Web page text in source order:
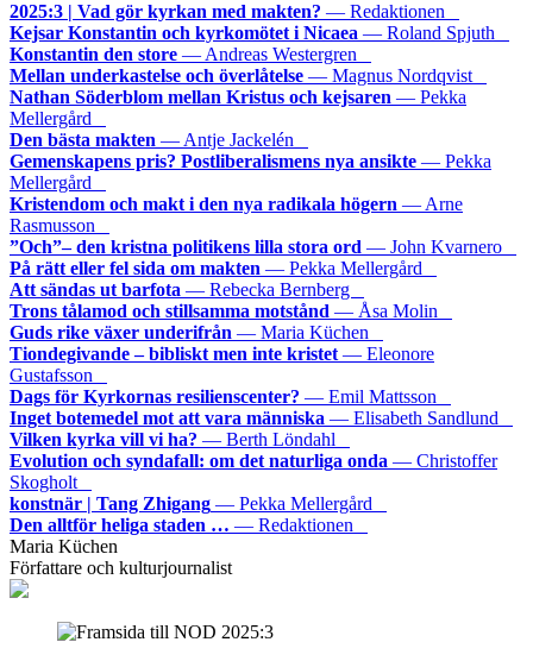
2025:3 | Vad gör kyrkan med makten? — Redaktionen
Kejsar Konstantin och kyrkomötet i Nicaea — Roland Spjuth
Konstantin den store — Andreas Westergren
Mellan underkastelse och överlåtelse — Magnus Nordqvist
Nathan Söderblom mellan Kristus och kejsaren — Pekka
Mellergård
Den bästa makten — Antje Jackelén
Gemenskapens pris? Postliberalismens nya ansikte — Pekka
Mellergård
Kristendom och makt i den nya radikala högern — Arne
Rasmusson
”Och”– den kristna politikens lilla stora ord — John Kvarnero
På rätt eller fel sida om makten — Pekka Mellergård
Att sändas ut barfota — Rebecka Bernberg
Trons tålamod och stillsamma motstånd — Åsa Molin
Guds rike växer underifrån — Maria Küchen
Tiondegivande – bibliskt men inte kristet — Eleonore
Gustafsson
Dags för Kyrkornas resilienscenter? — Emil Mattsson
Inget botemedel mot att vara människa — Elisabeth Sandlund
Vilken kyrka vill vi ha? — Berth Löndahl
Evolution och syndafall: om det naturliga onda — Christoffer
Skogholt
konstnär | Tang Zhigang — Pekka Mellergård
Den alltför heliga staden … — Redaktionen
Maria Küchen
Författare och kulturjournalist